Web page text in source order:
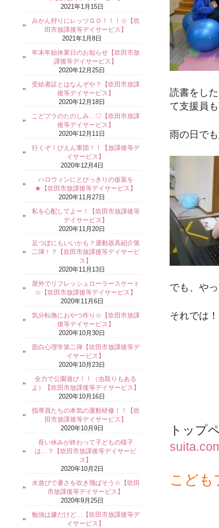
読書をし
て支援員
雨の日で
でも、や
それでは！
トップ
こども
2021年1月15日
みかん狩りにレッツＧＯ！！！☆【吹
田市放課後等デイサービス】
2021年1月8日
年末年始休業日のお知らせ【吹田市放
課後等デイサービス】
2020年12月25日
受給者証とはなんぞや？【吹田市放課
後等デイサービス】
2020年12月18日
こどプラのたのしみ…♡【吹田市放課
後等デイサービス】
2020年12月11日
行くぞ！ぴえん軍団！！【放課後等デ
イサービス】
2020年12月4日
ハロウィンにとびっきりの仮装を
★【吹田市放課後等デイサービス】
2020年11月27日
私を心配してよー！【吹田市放課後等
デイサービス】
2020年11月20日
足つぼにもいいかも？運動器具紹介第
二弾！？【吹田市放課後等デイサービ
ス】
2020年11月13日
屋外でリフレッシュローラースケート
☆【吹田市放課後等デイサービス】
2020年11月6日
気分転換におやつ作り☆【吹田市放課
後等デイサービス】
2020年10月30日
面白心理学第二弾【吹田市放課後等デ
イサービス】
2020年10月23日
全力で公園遊び！！（虫取りもある
よ）【吹田市放課後等デイサービス】
2020年10月16日
指導員たちの本気の運動研修！！【吹
田市放課後等デイサービス】
2020年10月9日
長い休みが終わって子どもの様子
は…？【吹田市放課後等デイサービ
ス】
2020年10月2日
水遊びで暑さを吹き飛ばそう☆【吹田
市放課後等デイサービス】
2020年9月25日
勉強は嫌だけど…【吹田市放課後等デ
イサービス】